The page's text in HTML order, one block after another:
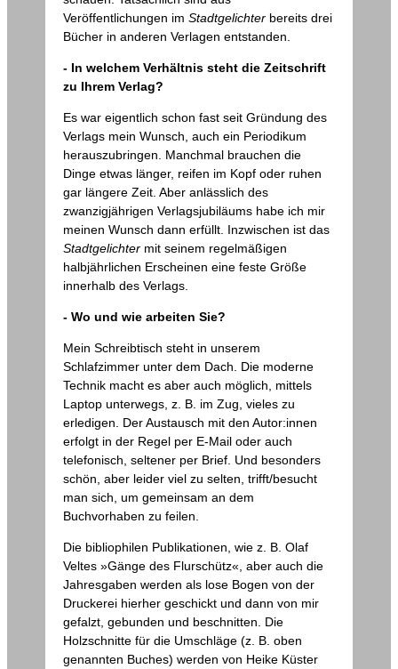
Veröffentlichungen imStadtgelichter bereits drei
Bücher in anderen Verlagen entstanden.
- In welchem Verhältnis steht die Zeitschrift
zu Ihrem Verlag?
Es war eigentlich schon fast seit Gründung des
Verlags mein Wunsch, auch ein Periodikum
herauszubringen. Manchmal brauchen die
Dinge etwas länger, reifen im Kopf oder ruhen
gar längere Zeit. Aber anlässlich des
zwanzigjährigen Verlagsjubiläums habe ich mir
meinen Wunsch dann erfüllt. Inzwischen ist das
Stadtgelichter mit seinem regelmäßigen
halbjährlichen Erscheinen eine feste Größe
innerhalb des Verlags.
- Wo und wie arbeiten Sie?
Mein Schreibtisch steht in unserem
Schlafzimmer unter dem Dach. Die moderne
Technik macht es aber auch möglich, mittels
Laptop unterwegs, z. B. im Zug, vieles zu
erledigen. Der Austausch mit den Autor:innen
erfolgt in der Regel per E-Mail oder auch
telefonisch, seltener per Brief. Und besonders
schön, aber leider viel zu selten, trifft/besucht
man sich, um gemeinsam an dem
Buchvorhaben zu feilen.
Die bibliophilen Publikationen, wie z. B. Olaf
Veltes »Gänge des Flurschütz«, aber auch die
Jahresgaben werden als lose Bogen von der
Druckerei hierher geschickt und dann von mir
gefalzt, gebunden und beschnitten. Die
Holzschnitte für die Umschläge (z. B. oben
genannten Buches) werden von Heike Küster